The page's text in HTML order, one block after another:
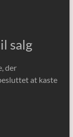
salg
der
at kaste